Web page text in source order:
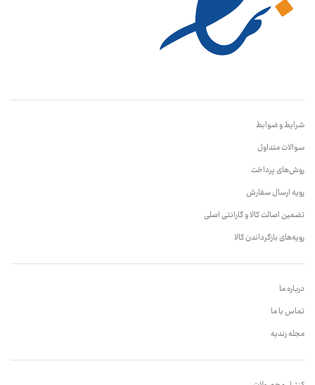
شرایط و ضوابط
سوالات متداول
روش‌های پرداخت
رویه ارسال سفارش
تضمین اصالت کالا و گارانتی اصلی
رویه‌های بازگرداندن کالا
درباره ما
تماس با ما
مجله زندیه